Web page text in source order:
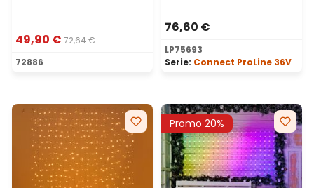
49,90 € 72,64 €
72886
76,60 €
LP75693
Serie: Connect ProLine 36V
Promo 20%